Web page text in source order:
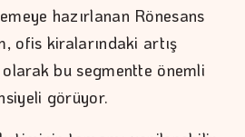
hazırlanan Rönesans
ofis kiralarındaki artış
bu segmentte önemli
görüyor.